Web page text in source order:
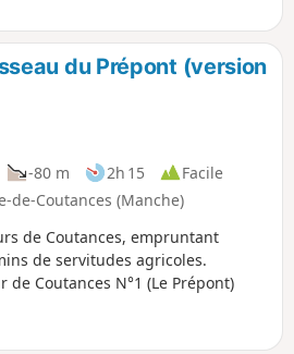
des 3 rivières de Coutances, La
du Sud-est de Coutances.Le
jolies demeures en pierre de
d'anciennes fermes).
du Prépont (version
-80 m 2h 15
Facile
de-Coutances (Manche)
de Coutances, empruntant
de servitudes agricoles.
Coutances N°1 (Le Prépont)